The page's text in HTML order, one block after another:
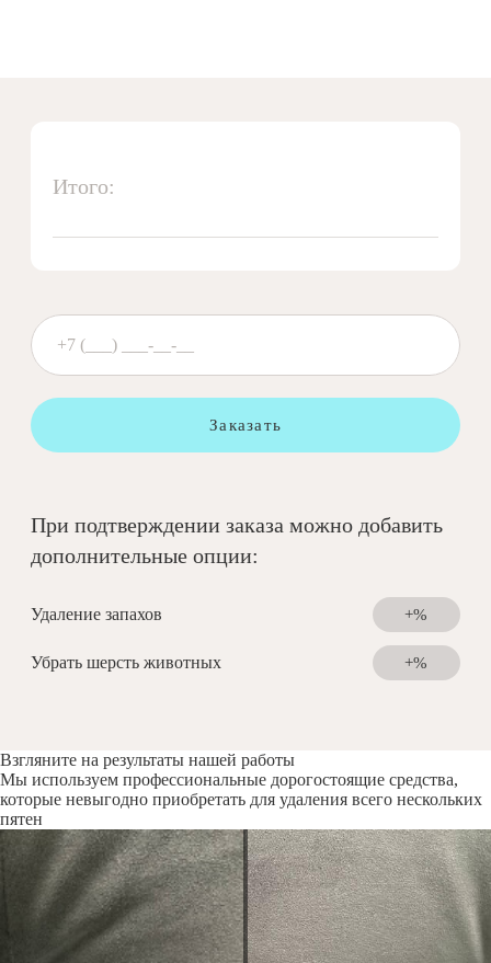
Итого:
Заказать
При подтверждении заказа можно добавить
дополнительные опции:
Удаление запахов +%
Убрать шерсть животных +%
Взгляните на результаты нашей работы
Мы используем профессиональные дорогостоящие средства,
которые невыгодно приобретать для удаления всего нескольких
пятен